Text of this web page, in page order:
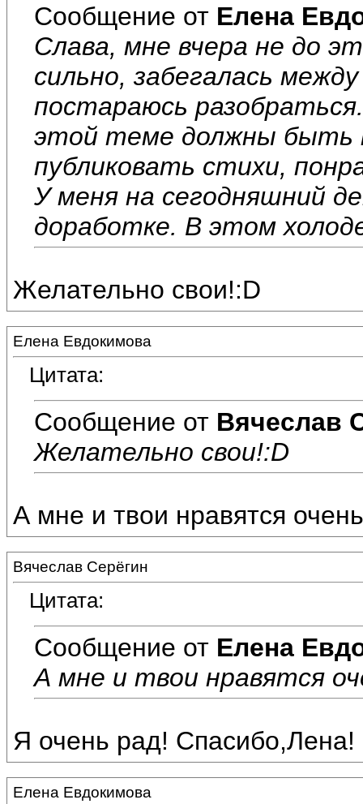
Сообщение от Елена
Слава, мне вчера не до
сильно, забегалась
постараюсь
этой теме должны быть
публиковать стихи,
У меня на сегодняшний
доработке. В этом
Желательно свои!:D
Елена Евдокимова
Цитата:
Сообщение от Вячеслав
Желательно свои!:D
А мне и твои нравятся
Вячеслав Серёгин
Цитата:
Сообщение от Елена
А мне и твои нравятся
Я очень рад! Спасибо,Лена!
Елена Евдокимова